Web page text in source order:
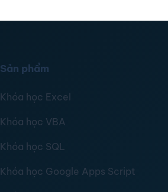
Sản phẩm
Khóa học Excel
Khóa học VBA
Khóa học SQL
Khóa học Google Apps Script